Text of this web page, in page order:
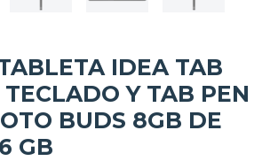
IDEA TAB
TECLADO Y TAB PEN
BUDS 8GB DE
GB